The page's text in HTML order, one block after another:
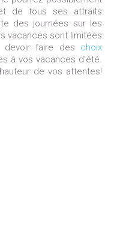
de tous ses attraits
des journées sur les
vacances sont limitées
devoir faire des choix
à vos vacances d'été.
de vos attentes!